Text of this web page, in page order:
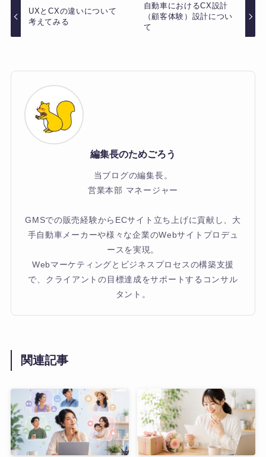
UXとCXの違いについて
考えてみる
自動車におけるCX設計
（顧客体験）設計につい
て
編集長のためごろう
当ブログの編集長。
営業本部 マネージャー
GMSでの販売経験からECサイト立ち上げに貢献し、大
手自動車メーカーや様々な企業のWebサイトプロデュ
ースを実現。
Webマーケティングとビジネスプロセスの構築支援
で、クライアントの目標達成をサポートするコンサル
タント。
関連記事